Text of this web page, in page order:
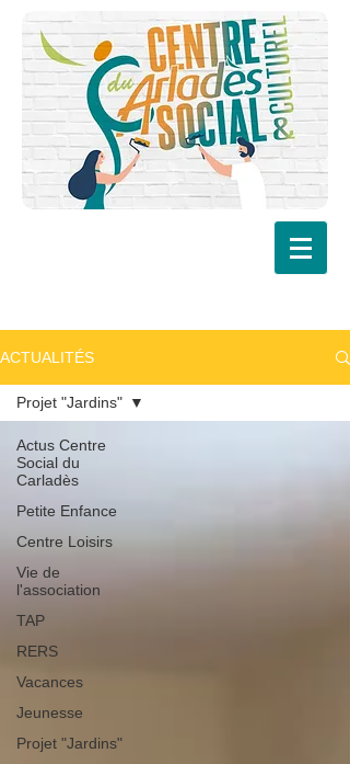
ACTUALITÉS
Actus Centre
Social du
Carladès
Petite Enfance
Centre Loisirs
Vie de
l'association
TAP
RERS
Vacances
Jeunesse
Projet "Jardins"
Projet "Jardins"